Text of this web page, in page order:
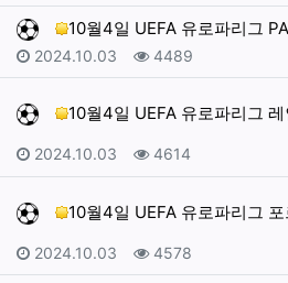
10월4일 UEFA 유로파리그
작성일
2024.10.03 조회
4489
10월4일 UEFA 유로파리그 레인
작성일
2024.10.03 조회
4614
10월4일 UEFA 유로파리그 포르
작성일
2024.10.03 조회
4578